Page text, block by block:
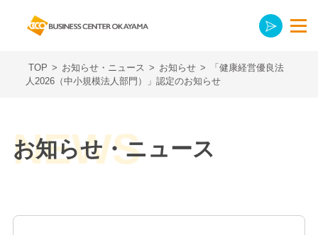
TOP > お知らせ・ニュース > お知らせ >
「健康経営優良法
人2026（中小規模法人部門）」認定のお知らせ
お知らせ・ニュース